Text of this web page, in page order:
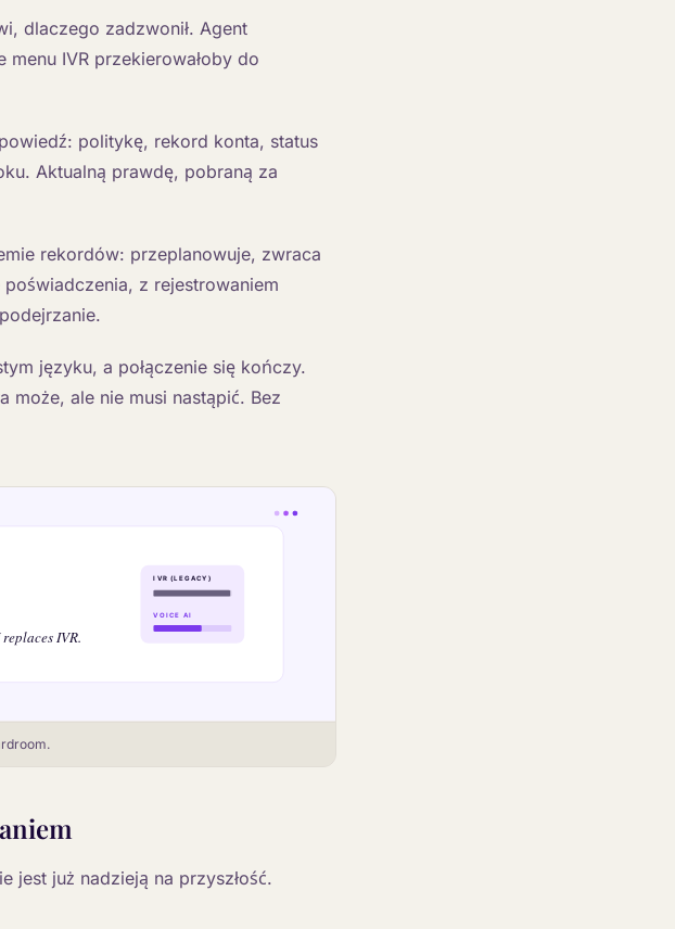
dlaczego zadzwonił. Agent
IVR przekierowałoby do
politykę, rekord konta, status
Aktualną prawdę, pobraną za
rekordów: przeplanowuje, zwraca
z rejestrowaniem
języku, a połączenie się kończy.
ale nie musi nastąpić. Bez
jest już nadzieją na przyszłość.